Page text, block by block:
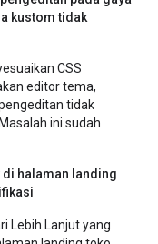
kustom tidak
CSS
editor tema,
tidak
ini sudah
di halaman landing
Lebih Lanjut yang